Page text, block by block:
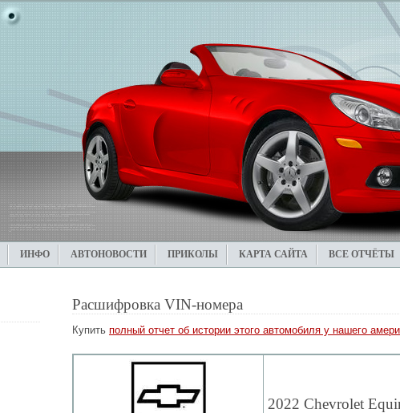
ИНФО АВТОНОВОСТИ ПРИКОЛЫ КАРТА САЙТА ВСЕ ОТЧЁТЫ
Расшифровка VIN-номера
Купить полный отчет об истории этого автомобиля у нашего
2022 Chevrolet